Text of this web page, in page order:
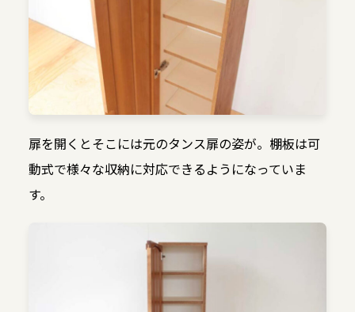
扉を開くとそこには元のタンス扉の姿が。棚板は可
動式で様々な収納に対応できるようになっていま
す。